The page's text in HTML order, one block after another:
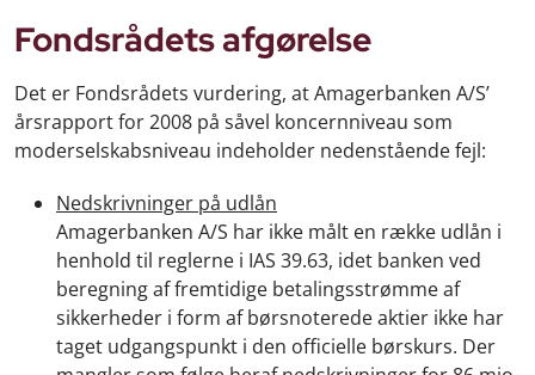
Fondsrådets afgørelse
Det er Fondsrådets vurdering, at Amagerbanken A/S’
årsrapport for 2008 på såvel koncernniveau som
moderselskabsniveau indeholder nedenstående fejl:
Nedskrivninger på udlån
Amagerbanken A/S har ikke målt en række udlån i
henhold til reglerne i IAS 39.63, idet banken ved
beregning af fremtidige betalingsstrømme af
sikkerheder i form af børsnoterede aktier ikke har
taget udgangspunkt i den officielle børskurs. Der